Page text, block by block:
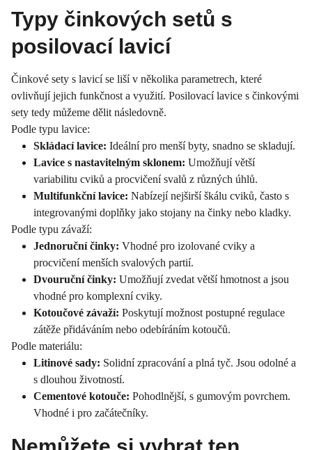
Typy činkových setů s
posilovací lavicí
Činkové sety s lavicí se liší v několika parametrech, které
ovlivňují jejich funkčnost a využití. Posilovací lavice s činkovými
sety tedy můžeme dělit následovně.
Podle typu lavice:
Skládací lavice: Ideální pro menší byty, snadno se skladují.
Lavice s nastavitelným sklonem: Umožňují větší
variabilitu cviků a procvičení svalů z různých úhlů.
Multifunkční lavice: Nabízejí nejširší škálu cviků, často s
integrovanými doplňky jako stojany na činky nebo kladky.
Podle typu závaží:
Jednoruční činky: Vhodné pro izolované cviky a
procvičení menších svalových partií.
Dvouruční činky: Umožňují zvedat větší hmotnost a jsou
vhodné pro komplexní cviky.
Kotoučové závaží: Poskytují možnost postupné regulace
zátěže přidáváním nebo odebíráním kotoučů.
Podle materiálu:
Litinové sady: Solidní zpracování a plná tyč. Jsou odolné a
s dlouhou životností.
Cementové kotouče: Pohodlnější, s gumovým povrchem.
Vhodné i pro začátečníky.